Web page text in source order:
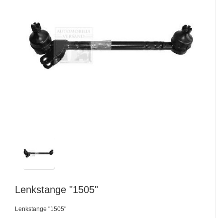
Lenkstange "1505"
Lenkstange "1505"